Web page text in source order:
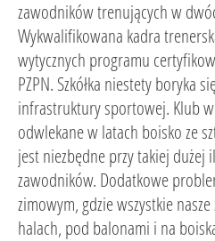
zawodników trenujących w
Wykwalifikowana kadra
wytycznych programu
PZPN. Szkółka niestety boryka
infrastruktury sportowej. Klub
odwlekane w latach boisko ze
jest niezbędne przy takiej dużej
zawodników. Dodatkowe
zimowym, gdzie wszystkie
halach, pod balonami i na